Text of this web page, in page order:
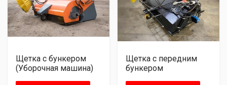
Щетка с бункером
(Уборочная машина)
Щетка с передним
бункером